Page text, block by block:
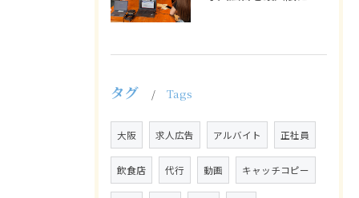
タグ Tags
大阪 求人広告 アルバイト 正社員
飲食店 代行 動画 キャッチコピー